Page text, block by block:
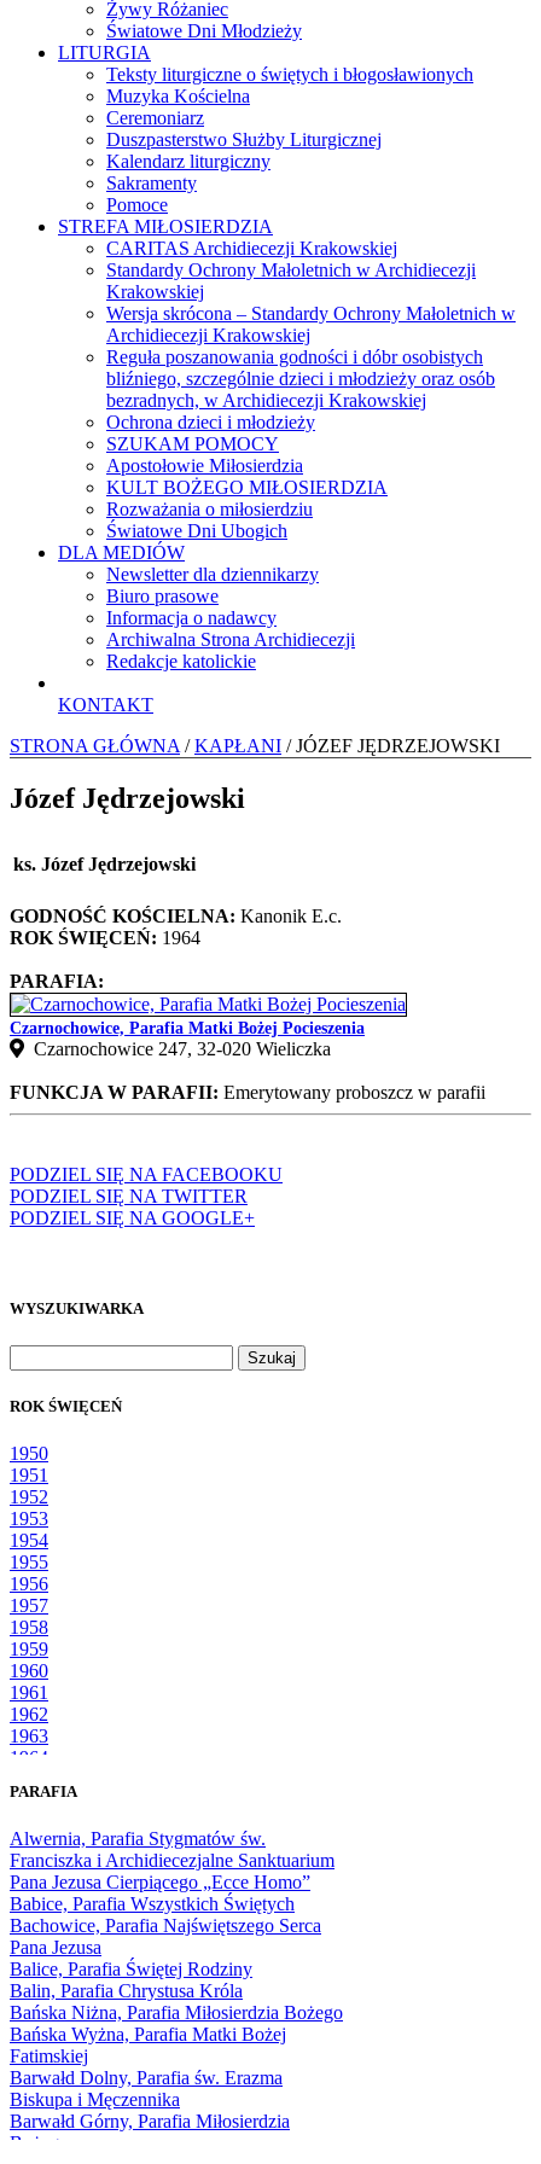
Żywy Różaniec
Światowe Dni Młodzieży
LITURGIA
Teksty liturgiczne o świętych i błogosławionych
Muzyka Kościelna
Ceremoniarz
Duszpasterstwo Służby Liturgicznej
Kalendarz liturgiczny
Sakramenty
Pomoce
STREFA MIŁOSIERDZIA
CARITAS Archidiecezji Krakowskiej
Standardy Ochrony Małoletnich w Archidiecezji
Krakowskiej
Wersja skrócona – Standardy Ochrony Małoletnich w
Archidiecezji Krakowskiej
Reguła poszanowania godności i dóbr osobistych
bliźniego, szczególnie dzieci i młodzieży oraz osób
bezradnych, w Archidiecezji Krakowskiej
Ochrona dzieci i młodzieży
SZUKAM POMOCY
Apostołowie Miłosierdzia
KULT BOŻEGO MIŁOSIERDZIA
Rozważania o miłosierdziu
Światowe Dni Ubogich
DLA MEDIÓW
Newsletter dla dziennikarzy
Biuro prasowe
Informacja o nadawcy
Archiwalna Strona Archidiecezji
Redakcje katolickie
KONTAKT
STRONA GŁÓWNA /KAPŁANI / JÓZEF JĘDRZEJOWSKI
Józef Jędrzejowski
ks. Józef Jędrzejowski
GODNOŚĆ KOŚCIELNA: Kanonik E.c.
ROK ŚWIĘCEŃ: 1964
PARAFIA:
Czarnochowice, Parafia Matki Bożej Pocieszenia
Czarnochowice 247, 32‑020 Wieliczka
FUNKCJA W PARAFII: Emerytowany proboszcz w parafii
PODZIEL SIĘ NA FACEBOOKU
PODZIEL SIĘ NA TWITTER
PODZIEL SIĘ NA GOOGLE+
WYSZUKIWARKA
ROK ŚWIĘCEŃ
1950
1951
1952
1953
1954
1955
1956
1957
1958
1959
1960
1961
1962
1963
1964
1966
1968
1969
1970
1971
1972
1973
1974
1975
1976
1977
1978
1979
1980
1981
PARAFIA
Alwernia, Parafia Stygmatów św.
Franciszka i Archidiecezjalne Sanktuarium
Pana Jezusa Cierpiącego „Ecce Homo”
Babice, Parafia Wszystkich Świętych
Bachowice, Parafia Najświętszego Serca
Pana Jezusa
Balice, Parafia Świętej Rodziny
Balin, Parafia Chrystusa Króla
Bańska Niżna, Parafia Miłosierdzia Bożego
Bańska Wyżna, Parafia Matki Bożej
Fatimskiej
Barwałd Dolny, Parafia św. Erazma
Biskupa i Męczennika
Barwałd Górny, Parafia Miłosierdzia
Bożego